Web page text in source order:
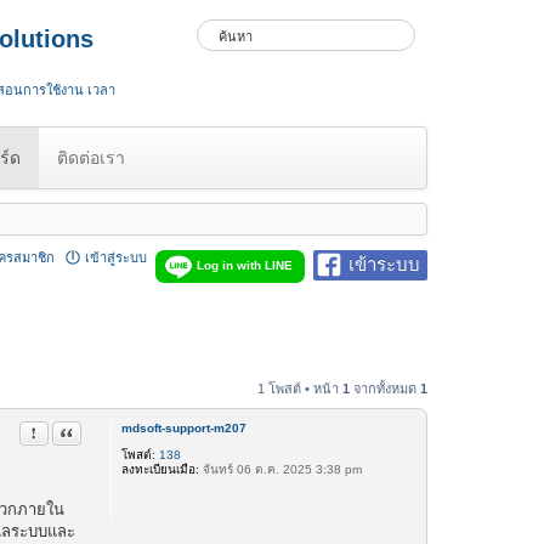
นการใช้งาน เวลา
ด ติดต่อเรา
เข้าระบบ
Log in with LINE
เข้าสู่ระบบ
รสมาชิก
1 โพสต์ • หน้า 1 จากทั้งหมด 1
mdsoft-support-m207
โพสต์: 138
ลงทะเบียนเมื่อ: จันทร์ 06 ต.ค. 2025 3:38 pm
รายงานในข้อความ
อ้างคำพูด
กภายใน
ระบบและ